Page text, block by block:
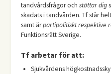
tandvårdsfrågor ochstöttar dig
skadats i tandvården. Tf står
samt ärpartipolitiskt respektive
Funktionsrätt Sverige.
Tf arbetar för att:
Sjukvårdens